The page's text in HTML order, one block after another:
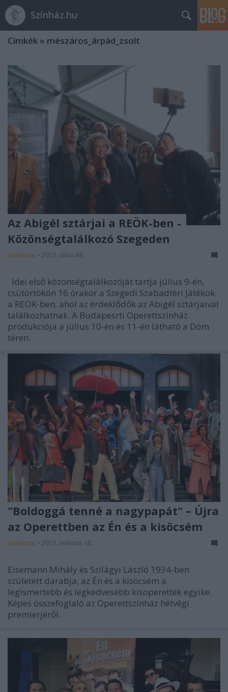
Színház.hu
Címkék » mészáros_árpád_zsolt
Az Abigél sztárjai a REÖK-ben -
Közönségtalálkozó Szegeden
szinhazhu • 2015. július 08.
Idei első közönségtalálkozóját tartja július 9-én,
csütörtökön 16 órakor a Szegedi Szabadtéri Játékok
a REÖK-ben, ahol az érdeklődők az Abigél sztárjaival
találkozhatnak. A Budapesrti Operettszínház
produkciója a július 10-én és 11-én látható a Dóm
téren.
"Boldoggá tenné a nagypapát" – Újra
az Operettben az Én és a kisöcsém
szinhazhu • 2015. március 18.
Eisemann Mihály és Szilágyi László 1934-ben
született darabja, az Én és a kisöcsém a
legismertebb és legkedvesebb kisoperettek egyike.
Képes összefoglaló az Operettszínház hétvégi
premierjéről.